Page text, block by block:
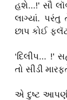
હશે...!' સૌ
લાગ્યાં.
છાપ કોઈ
‘દિલીપ... !'
તો સીડી
એ દુષ્ટ